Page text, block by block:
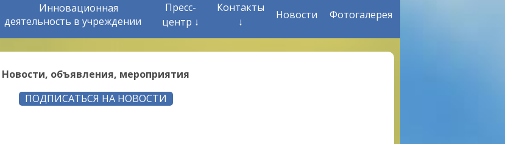
Инновационная
деятельность в учреждении
Пресс-
центр ↓
Контакты
↓
Новости Фотогалерея
Новости, объявления, мероприятия
ПОДПИСАТЬСЯ НА НОВОСТИ